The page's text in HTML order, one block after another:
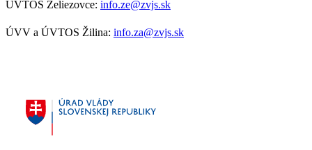
ÚVTOS Želiezovce: info.ze@zvjs.sk
ÚVV a ÚVTOS Žilina: info.za@zvjs.sk